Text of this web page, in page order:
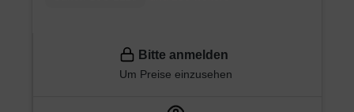
Bitte anmelden
Um Preise einzusehen